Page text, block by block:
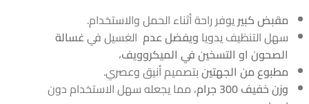
مقبض كبيريوفر راحة أثناء الحمل والاستخدام.
سهل التنظيف يدويا ويفضل عدم الغسيل فيغسالة
الصحون او التسخين في الميكروويف،
مطبوع من الجهتينبتصميم أنيق وعصري.
وزن خفيف 300 جرام
، مما يجعله سهل الاستخدام دون